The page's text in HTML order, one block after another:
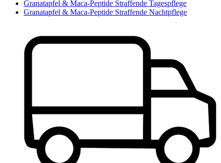
Granatapfel & Maca-Peptide Straffende Tagespflege
Granatapfel & Maca-Peptide Straffende Nachtpflege